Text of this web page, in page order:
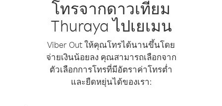
โทรจากดาวเทียม
Thuraya ไปเยเมน
Viber Out ให้คุณโทรได้นานขึ้นโดย
จ่ายเงินน้อยลง คุณสามารถเลือกจาก
ตัวเลือกการโทรที่มีอัตราค่าโทรต่ำ
และยืดหยุ่นได้ของเรา: